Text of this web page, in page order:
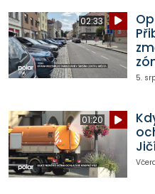
02:33
5.
01:20